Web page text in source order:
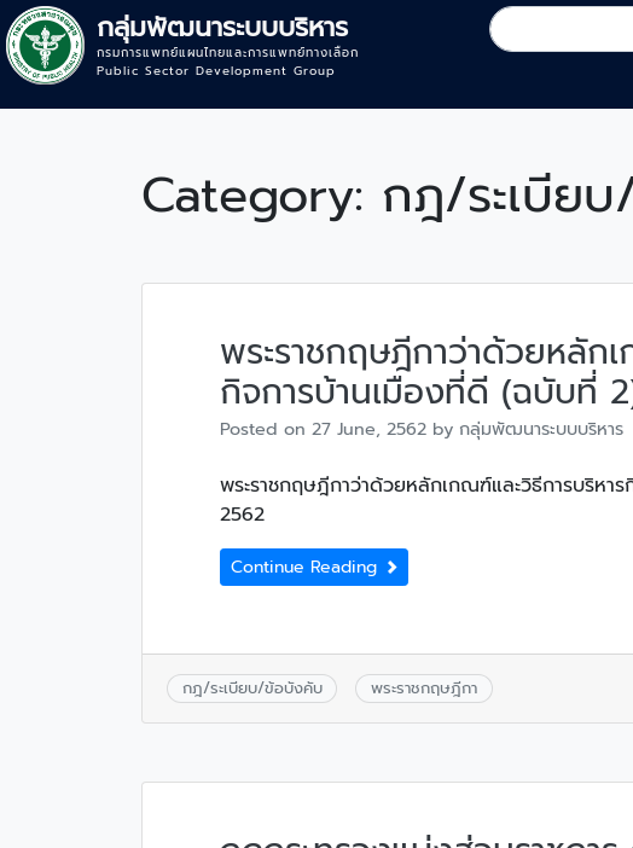
กลุ่มพัฒนาระบบบริหาร
กรมการแพทย์แผนไทยและการแพทย์ทางเลือก
Public Sector Development Group
Category: กฎ/ระเบีย
พระราชกฤษฎีกาว่าด้วยหลัก
กิจการบ้านเมืองที่ดี (ฉบับที่
Posted on 27 June, 2562 by กลุ่มพัฒนาระบบบริหาร
พระราชกฤษฎีกาว่าด้วยหลักเกณฑ์และวิธีการบริหา
2562
Continue Reading
กฎ/ระเบียบ/ข้อบังคับ พระราชกฤษฎีกา